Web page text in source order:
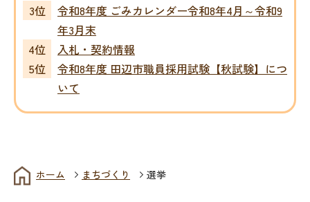
令和8年度 ごみカレンダー令和8年4月～令和9
年3月末
入札・契約情報
令和8年度 田辺市職員採用試験【秋試験】につ
いて
ホーム まちづくり 選挙